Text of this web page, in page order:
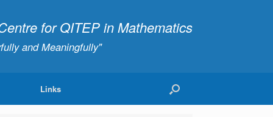
for QITEP in Mathematics
and Meaningfully"
Links